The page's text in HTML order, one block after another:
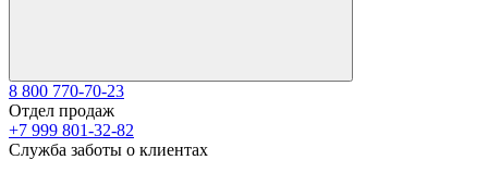
8 800 770-70-23
Отдел продаж
+7 999 801-32-82
Служба заботы о клиентах